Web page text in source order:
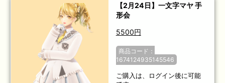
【2月24日】一文字マヤ 手
形会
5500円
商品コード：
1674124935145546
ご購入は、ログイン後に可能